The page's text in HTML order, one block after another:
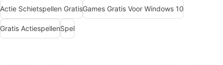
Actie Schietspellen GratisGames Gratis Voor Windows 10
Gratis ActiespellenSpel